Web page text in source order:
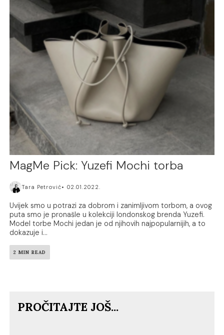
MagMe Pick: Yuzefi Mochi torba
Tara Petrović 02.01.2022.
Uvijek smo u potrazi za dobrom i zanimljivom torbom, a ovog
puta smo je pronašle u kolekciji londonskog brenda Yuzefi.
Model torbe Mochi jedan je od njihovih najpopularnijih, a to
dokazuje i...
2 MIN READ
PROČITAJTE JOŠ...